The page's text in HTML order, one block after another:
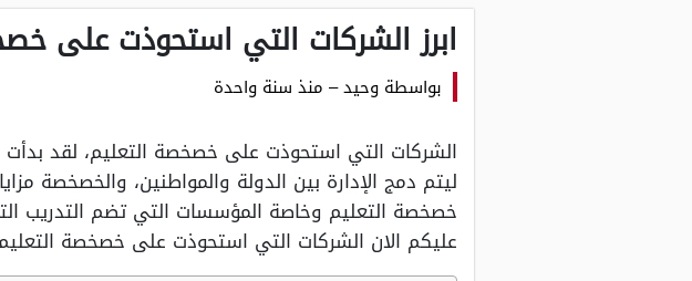
ابرز الشركات التي استحوذت على
بواسطة وحيد– منذ سنة واحدة
الشركات التي استحوذت على خصخصة التعليم، لقد
ليتم دمج الإدارة بين الدولة والمواطنين، والخصخصة
خصخصة التعليم وخاصة المؤسسات التي تضم التدريب
عليكم الان الشركات التي استحوذت على خصخصة